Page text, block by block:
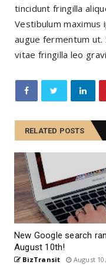
tincidunt fringilla
Vestibulum maximus
augue fermentum ut.
vitae fringilla leo
RELATED POSTS
New Google search
August 10th!
BizTransit August